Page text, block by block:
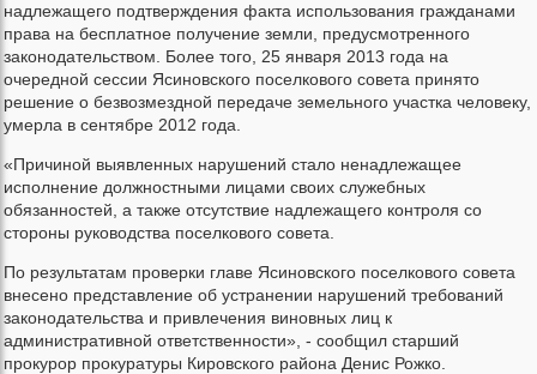
надлежащего подтверждения факта использования гражданами
права на бесплатное получение земли, предусмотренного
законодательством. Более того, 25 января 2013 года на
очередной сессии Ясиновского поселкового совета принято
решение о безвозмездной передаче земельного участка человеку,
умерла в сентябре 2012 года.
«Причиной выявленных нарушений стало ненадлежащее
исполнение должностными лицами своих служебных
обязанностей, а также отсутствие надлежащего контроля со
стороны руководства поселкового совета.
По результатам проверки главе Ясиновского поселкового совета
внесено представление об устранении нарушений требований
законодательства и привлечения виновных лиц к
административной ответственности», - сообщил старший
прокурор прокуратуры Кировского района Денис Рожко.